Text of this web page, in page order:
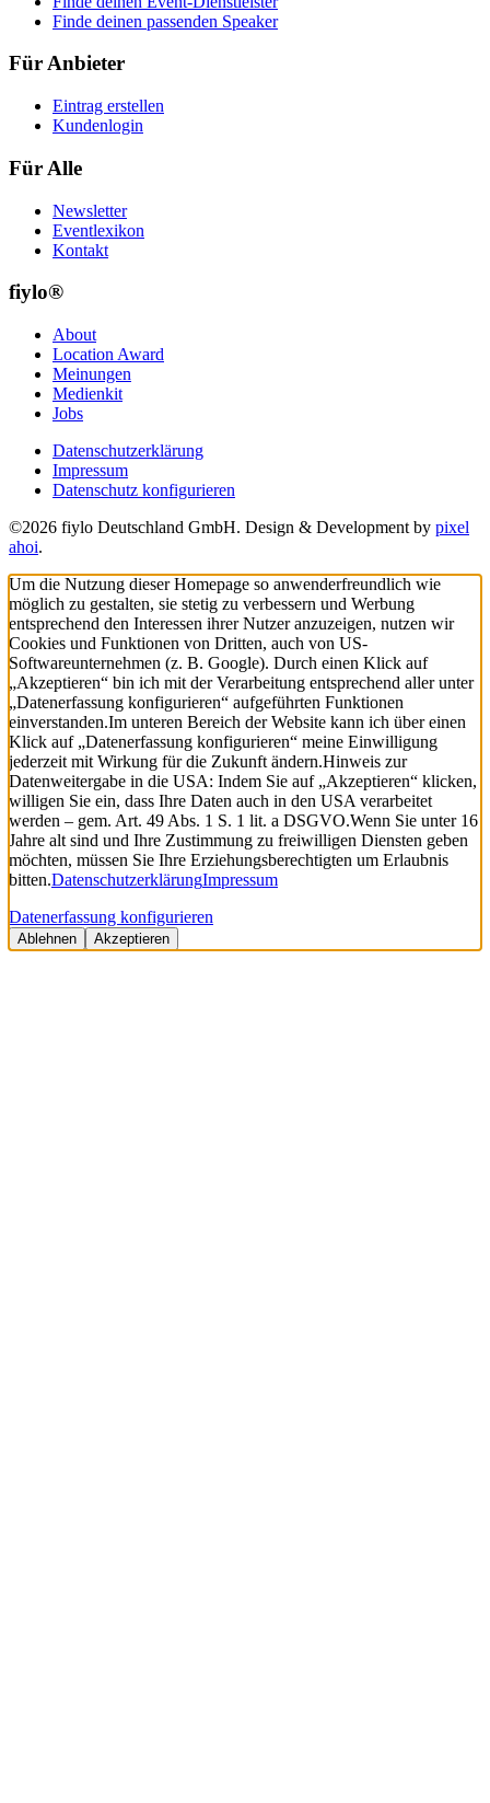
Finde deinen passenden Speaker
Für Anbieter
Eintrag erstellen
Kundenlogin
Für Alle
Newsletter
Eventlexikon
Kontakt
fiylo®
About
Location Award
Meinungen
Medienkit
Jobs
Datenschutzerklärung
Impressum
Datenschutz konfigurieren
©2026 fiylo Deutschland GmbH. Design & Development by pixel
ahoi.
Um die Nutzung dieser Homepage so anwenderfreundlich wie
möglich zu gestalten, sie stetig zu verbessern und Werbung
entsprechend den Interessen ihrer Nutzer anzuzeigen, nutzen wir
Cookies und Funktionen von Dritten, auch von US-
Softwareunternehmen (z. B. Google). Durch einen Klick auf
„Akzeptieren“ bin ich mit der Verarbeitung entsprechend aller unter
„Datenerfassung konfigurieren“ aufgeführten Funktionen
einverstanden.Im unteren Bereich der Website kann ich über einen
Klick auf „Datenerfassung konfigurieren“ meine Einwilligung
jederzeit mit Wirkung für die Zukunft ändern.Hinweis zur
Datenweitergabe in die USA: Indem Sie auf „Akzeptieren“ klicken,
willigen Sie ein, dass Ihre Daten auch in den USA verarbeitet
werden – gem. Art. 49 Abs. 1 S. 1 lit. a DSGVO.Wenn Sie unter 16
Jahre alt sind und Ihre Zustimmung zu freiwilligen Diensten geben
möchten, müssen Sie Ihre Erziehungsberechtigten um Erlaubnis
bitten.DatenschutzerklärungImpressum
Datenerfassung konfigurieren
Ablehnen Akzeptieren